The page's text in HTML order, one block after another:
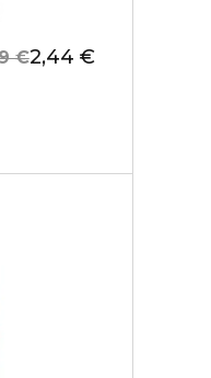
2,44 €
€